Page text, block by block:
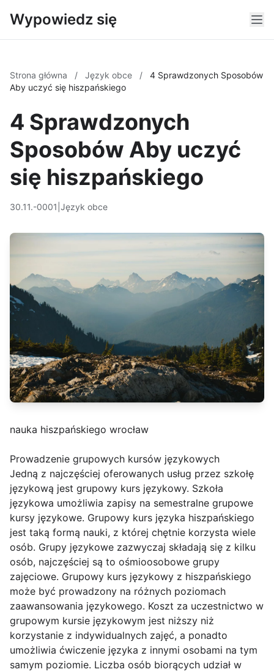
Wypowiedz się
Strona główna / Język obce /
4 Sprawdzonych Sposobów
Aby uczyć się hiszpańskiego
4 Sprawdzonych
Sposobów Aby uczyć
się hiszpańskiego
30.11.-0001 Język obce
nauka hiszpańskiego wrocław
Prowadzenie grupowych kursów językowych
Jedną z najczęściej oferowanych usług przez szkołę
językową jest grupowy kurs językowy. Szkoła
językowa umożliwia zapisy na semestralne grupowe
kursy językowe. Grupowy kurs języka hiszpańskiego
jest taką formą nauki, z której chętnie korzysta wiele
osób. Grupy językowe zazwyczaj składają się z kilku
osób, najczęściej są to ośmioosobowe grupy
zajęciowe. Grupowy kurs językowy z hiszpańskiego
może być prowadzony na różnych poziomach
zaawansowania językowego. Koszt za uczestnictwo w
grupowym kursie językowym jest niższy niż
korzystanie z indywidualnych zajęć, a ponadto
umożliwia ćwiczenie języka z innymi osobami na tym
samym poziomie. Liczba osób biorących udział w